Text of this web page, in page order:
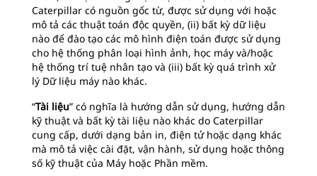
Caterpillar có nguồn gốc từ, được sử dụng với hoặc
mô tả các thuật toán độc quyền, (ii) bất kỳ dữ liệu
nào để đào tạo các mô hình điện toán được sử dụng
cho hệ thống phân loại hình ảnh, học máy và/hoặc
hệ thống trí tuệ nhân tạo và (iii) bất kỳ quá trình xử
lý Dữ liệu máy nào khác.
“Tài liệu” có nghĩa là hướng dẫn sử dụng, hướng dẫn
kỹ thuật và bất kỳ tài liệu nào khác do Caterpillar
cung cấp, dưới dạng bản in, điện tử hoặc dạng khác
mà mô tả việc cài đặt, vận hành, sử dụng hoặc thông
số kỹ thuật của Máy hoặc Phần mềm.